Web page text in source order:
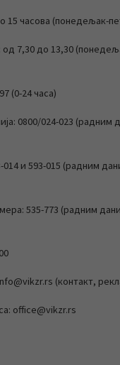
15 часова (понедељак-
7,30 до 13,30
(0-24 часа)
0800/024-023 (радним
014 и 593-015 (радним
535-773 (радним
(контакт,
office@vikzr.rs